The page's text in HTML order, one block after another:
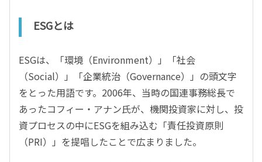
ESGとは
ESGは、「環境（Environment）」「社会
（Social）」「企業統治（Governance）」の頭文字
をとった用語です。2006年、当時の国連事務総長で
あったコフィー・アナン氏が、機関投資家に対し、投
資プロセスの中にESGを組み込む「責任投資原則
（PRI）」を提唱したことで広まりました。